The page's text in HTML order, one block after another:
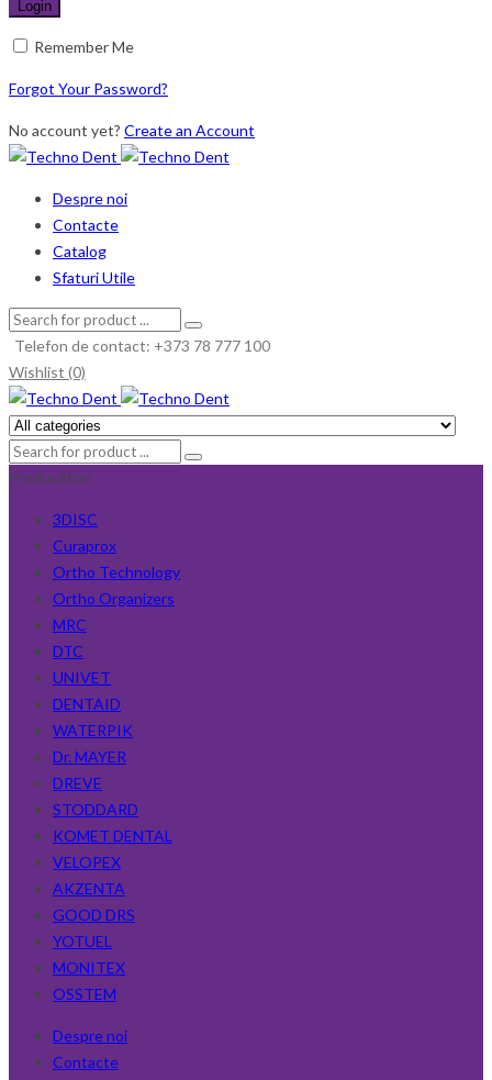
Remember Me
Forgot Your Password?
No account yet? Create an Account
Despre noi
Contacte
Catalog
Sfaturi Utile
Telefon de contact: +373 78 777 100
Wishlist (0)
Producători
3DISC
Curaprox
Ortho Technology
Ortho Organizers
MRC
DTC
UNIVET
DENTAID
WATERPIK
Dr. MAYER
DREVE
STODDARD
KOMET DENTAL
VELOPEX
AKZENTA
GOOD DRS
YOTUEL
MONITEX
OSSTEM
Despre noi
Contacte